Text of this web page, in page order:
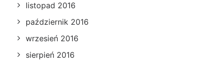
listopad 2016
październik 2016
wrzesień 2016
sierpień 2016